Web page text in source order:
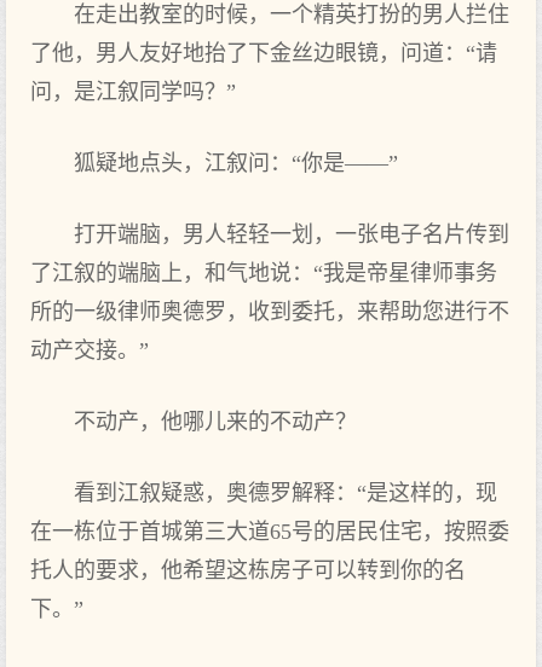
在走出教室的时候，一个精英打扮的男人拦住
了他，男人友好地抬了下金丝边眼镜，问道：“请
问，是江叙同学吗？”
狐疑地点头，江叙问：“你是——”
打开端脑，男人轻轻一划，一张电子名片传到
了江叙的端脑上，和气地说：“我是帝星律师事务
所的一级律师奥德罗，收到委托，来帮助您进行不
动产交接。”
不动产，他哪儿来的不动产？
看到江叙疑惑，奥德罗解释：“是这样的，现
在一栋位于首城第三大道65号的居民住宅，按照委
托人的要求，他希望这栋房子可以转到你的名
下。”